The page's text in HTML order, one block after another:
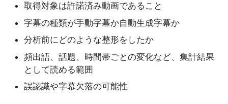
取得対象は許諾済み動画であること
字幕の種類が手動字幕か自動生成字幕か
分析前にどのような整形をしたか
頻出語、話題、時間帯ごとの変化など、集計結果
として読める範囲
誤認識や字幕欠落の可能性